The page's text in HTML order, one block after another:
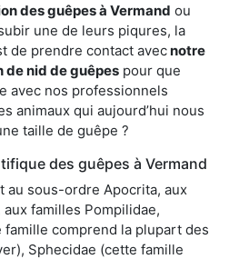
des guêpes à Vermand ou
une de leurs piqures, la
de prendre contact avecnotre
nid de guêpes pour que
avec nos professionnels
animaux qui aujourd’hui nous
taille de guêpe ?
des guêpes à Vermand
au sous-ordre Apocrita, aux
familles Pompilidae,
famille comprend la plupart des
Sphecidae (cette famille